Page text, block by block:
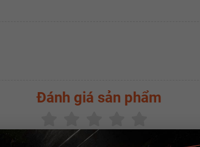
Đánh giá sản phẩm
0.0 /5 -